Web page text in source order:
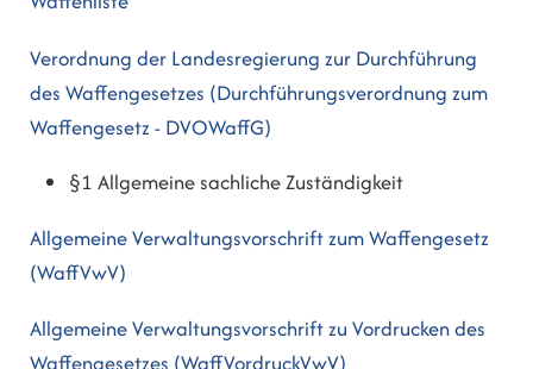
Verordnung der Landesregierung zur Durchführung
des Waffengesetzes (Durchführungsverordnung zum
Waffengesetz - DVOWaffG)
§1 Allgemeine sachliche Zuständigkeit
Allgemeine Verwaltungsvorschrift zum Waffengesetz
(WaffVwV)
Allgemeine Verwaltungsvorschrift zu Vordrucken des
Waffengesetzes (WaffVordruckVwV)